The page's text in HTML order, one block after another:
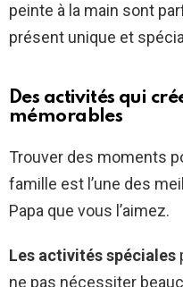
peinte à la main sont
présent unique et
Des activités qui
mémorables
Trouver des moments
famille est l’une des
Papa que vous l’aimez.
Les activités spéciales
ne pas nécessiter